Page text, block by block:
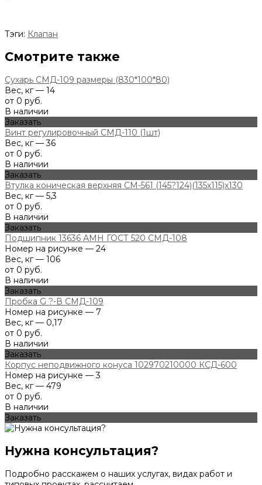
Тэги: Клапан
Смотрите также
Сухарь СМД-109 размеры (830*100*80)
Вес, кг — 14
от 0 руб.
В наличии
Заказать
Винт регулировочный СМД-110 (1шт)
Вес, кг — 36
от 0 руб.
В наличии
Заказать
Втулка коническая верхняя СМ-561 (145?124)(135х115)х130
Вес, кг — 5,3
от 0 руб.
В наличии
Заказать
Подшипник 13636 АМН ГОСТ 520 СМД-108
Номер на рисунке — 24
Вес, кг — 106
от 0 руб.
В наличии
Заказать
Пробка G ?-В СМД-109
Номер на рисунке — 7
Вес, кг — 0,17
от 0 руб.
В наличии
Заказать
Корпус неподвижного конуса 102970210000 КСД-600
Номер на рисунке — 3
Вес, кг — 479
от 0 руб.
В наличии
Заказать
Нужна консультация?
Подробно расскажем о наших услугах, видах работ и